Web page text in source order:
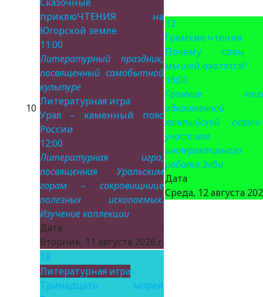
10
приклюЧТЕНИЯ на
Югорской земле
11:00
Литературный праздник,
посвященный самобытной
культуре
Литературная игра
Урал – каменный пояс
России
12:00
Литературная игра,
посвященная Уральским
горам – сокровищнице
полезных ископаемых.
Изучение коллекции
Дата :
Вторник, 11 августа 2026 г.
12
Громкие чтения
Почему совы
мышей охотятся?
16:00
Громкие
одноименной
хантыйской
участием
интерактивного
робота Элби
Дата
Среда, 12 августа
18
Литературная игра
Тринадцать морей